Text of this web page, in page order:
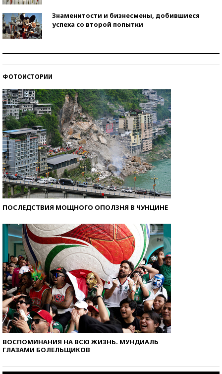
Знаменитости и бизнесмены, добившиеся
успеха со второй попытки
ФОТОИСТОРИИ
ПОСЛЕДСТВИЯ МОЩНОГО ОПОЛЗНЯ В ЧУНЦИНЕ
ВОСПОМИНАНИЯ НА ВСЮ ЖИЗНЬ. МУНДИАЛЬ
ГЛАЗАМИ БОЛЕЛЬЩИКОВ